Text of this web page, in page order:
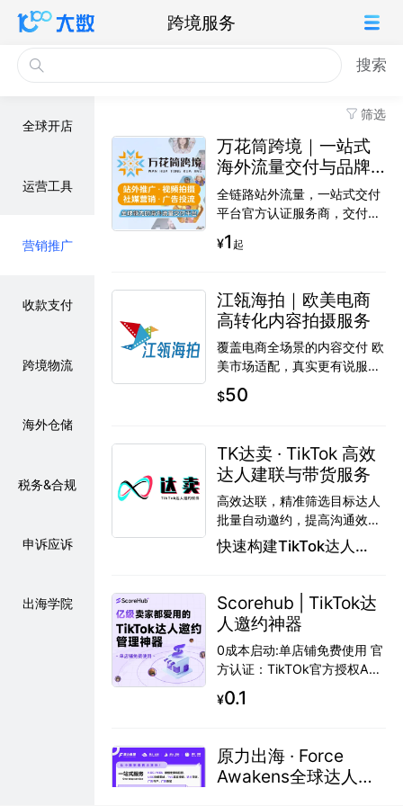
跨境服务
搜索
全球开店
运营工具
营销推广
收款支付
跨境物流
海外仓储
税务&合规
申诉应诉
出海学院
筛选
万花筒跨境｜一站式
海外流量交付与品牌
增长服务
全链路站外流量，一站式交付
平台官方认证服务商，交付能
力有保障 全球红人+内容资
源，快速放大曝光 海外本土团
跑服务，从推广到增长
¥1 起
江瓴海拍｜欧美电商
高转化内容拍摄服务
覆盖电商全场景的内容交付 欧
美市场适配，真实更有说服力
开箱、广告、UGC等多类型视
频，直接服务转化 高配合度
$50
TK达卖 · TikTok 高效
达人建联与带货服务
高效达联，精准筛选目标达人
批量自动邀约，提高沟通效率
精准达人挖掘，覆盖多类目合
作 全链路管理，合作过程可视
率
快速构建TikTok达人合
Scorehub | TikTok达
人邀约神器
0成本启动:单店铺免费使用 官
方认证：TikTOk官方授权API
海量达人资源:AI驱动，覆盖全
球近千万达人 智能增长:持续
效率革命:运营效率提升10
倍，显著降低成本
¥0.1
原力出海 · Force
Awakens全球达人营